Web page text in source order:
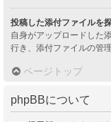
投稿した添付ファイルを
自身がアップロードした
行き、添付ファイルの管
ページトップ
phpBBについて